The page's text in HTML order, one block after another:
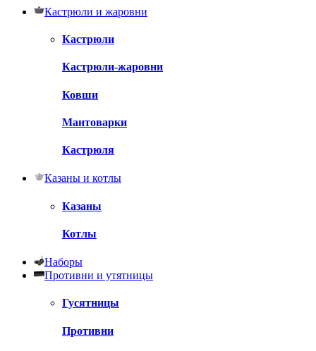
Кастрюли и жаровни
Кастрюли
Кастрюли-жаровни
Ковши
Мантоварки
Кастрюля
Казаны и котлы
Казаны
Котлы
Наборы
Противни и утятницы
Гусятницы
Противни